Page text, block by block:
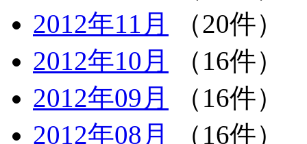
2012年11月
（20件）
2012年10月
（16件）
2012年09月
（16件）
2012年08月
（16件）